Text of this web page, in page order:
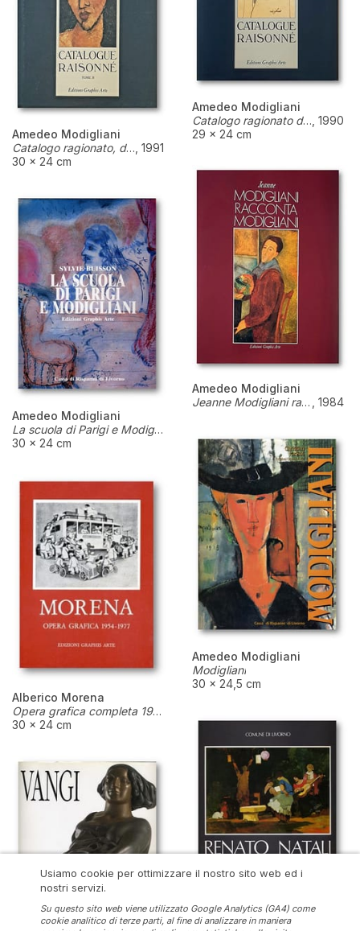
Amedeo Modigliani
Catalogo ragionato dei disegni e acquarelli. Tomo I 1990
29 × 24 cm
Amedeo Modigliani
Catalogo ragionato, dipinti, disegni acquarelli, tomo II 1991
30 × 24 cm
Amedeo Modigliani
Jeanne Modigliani racconta Modigliani
1984
Amedeo Modigliani
La scuola di Parigi e Modigliani
30 × 24 cm
Amedeo Modigliani
Modigliani
30 × 24,5 cm
Alberico Morena
Opera grafica completa 1954-1977 Catalogo ragionato delle xilografie
30 × 24 cm
Usiamo cookie per ottimizzare il nostro sito web ed i
nostri servizi.
Su questo sito web viene utilizzato Google Analytics (GA4) come
cookie analitico di terze parti, al fine di analizzare in maniera